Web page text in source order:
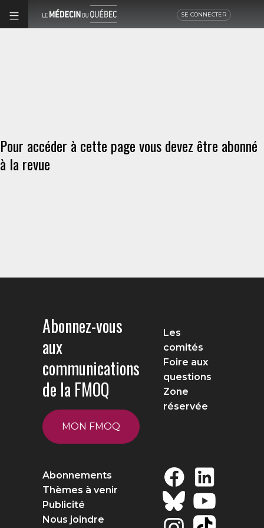
SE CONNECTER
Pour accéder à cette page vous devez être abonné
à la revue
Abonnez-vous
aux
communications
de la FMOQ
MON FMOQ
Les
comités
Foire aux
questions
Zone
réservée
Abonnements
Thèmes à venir
Publicité
Nous joindre